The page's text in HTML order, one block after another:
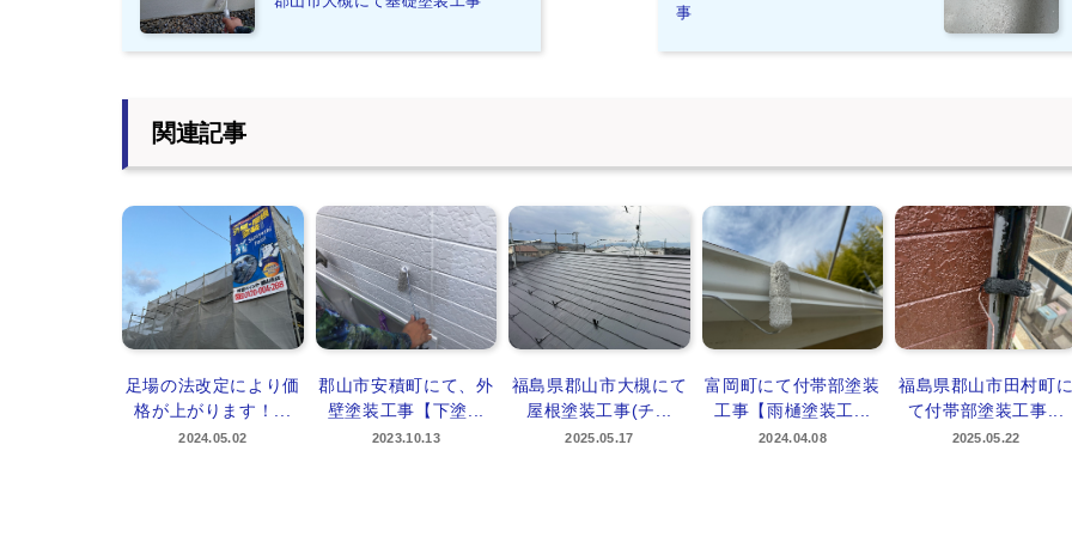
事
関連記事
足場の法改定により価
格が上がります！...
2024.05.02
郡山市安積町にて、外
壁塗装工事【下塗...
2023.10.13
福島県郡山市大槻にて
屋根塗装工事(チ...
2025.05.17
富岡町にて付帯部塗装
工事【雨樋塗装工...
2024.04.08
福島県郡山市田村町
て付帯部塗装工事...
2025.05.22